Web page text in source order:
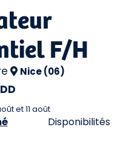
F/H
Nice (06)
et 11 août
Disponibilités